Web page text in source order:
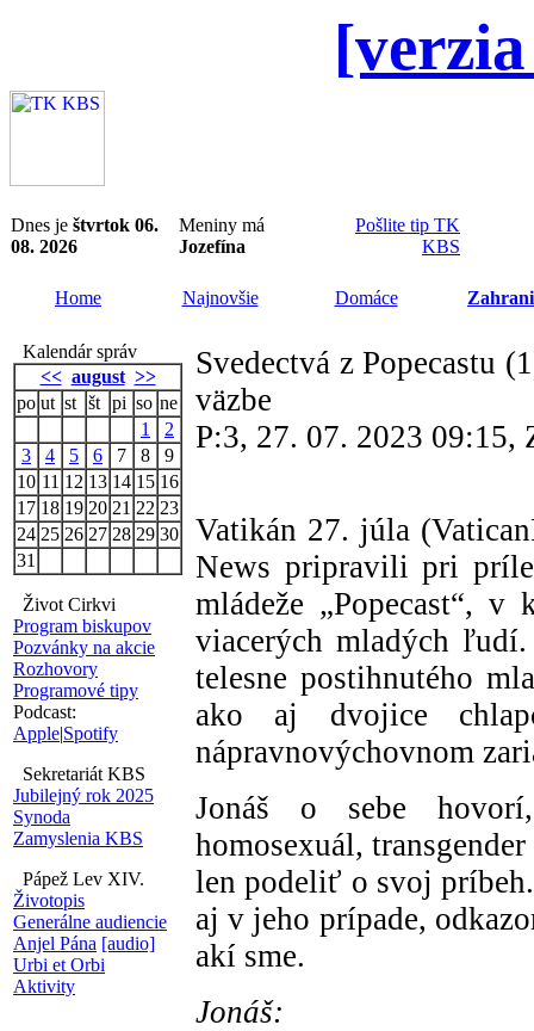
Dnes je štvrtok 06.
08. 2026
Meniny má
Jozefína
Pošlite tip TK
KBS
Home Najnovšie Domáce
Kalendár správ
<< august >>
po ut st št pi so ne
1
2
3
4 5 6 7 8
9
10 11 12 13 14 15 16
17 18 19 20 21 22 23
24 25 26 27 28 29 30
31
Život Cirkvi
Program biskupov
Pozvánky na akcie
Rozhovory
Programové tipy
Podcast:
Apple|Spotify
Sekretariát KBS
Jubilejný rok 2025
Synoda
Zamyslenia KBS
Pápež Lev XIV.
Životopis
Generálne audiencie
Anjel Pána [audio]
Urbi et Orbi
Aktivity
Svedectvá z Popecastu
väzbe
P:3, 27. 07. 2023 09:15,
Vatikán 27. júla
News pripravili pri
mládeže „Popecast“, v
viacerých mladých
telesne postihnutého
ako aj dvojice
nápravnovýchovnom
Jonáš o sebe
homosexuál,
len podeliť o svoj
aj v jeho prípade,
akí sme.
Jonáš: